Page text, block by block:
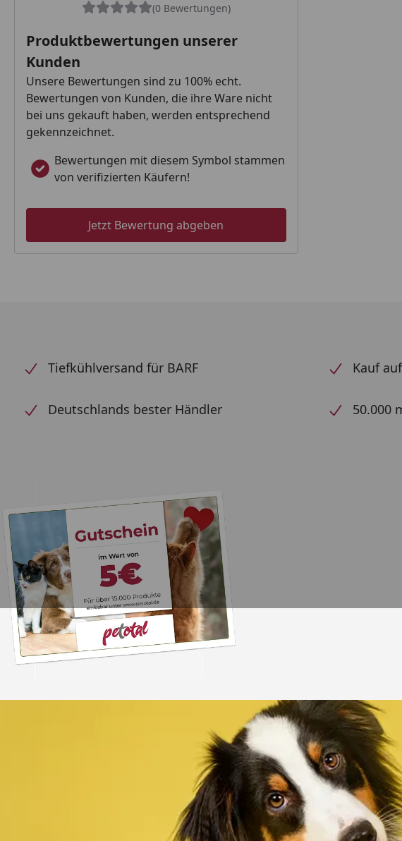
(0 Bewertungen)
Produktbewertungen unserer
Kunden
Unsere Bewertungen sind zu 100% echt.
Bewertungen von Kunden, die ihre Ware nicht
bei uns gekauft haben, werden entsprechend
gekennzeichnet.
Bewertungen mit diesem Symbol stammen
von verifizierten Käufern!
Jetzt Bewertung abgeben
Tiefkühlversand für BARF Kauf
Deutschlands bester Händler 50.000
„Alles top. Hat wie immer super
geklappt, sehr schnelle Lieferung!!“
30.07.2026